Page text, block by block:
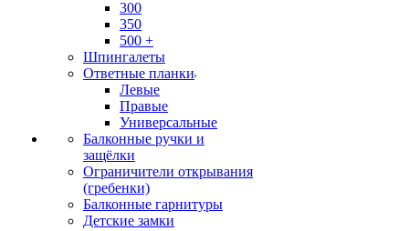
300
350
500 +
Шпингалеты
Ответные планки
Левые
Правые
Универсальные
Балконные ручки и
защёлки
Ограничители открывания
(гребенки)
Балконные гарнитуры
Детские замки